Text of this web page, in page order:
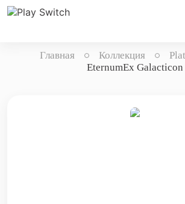
Главная Коллекция
EternumEx Galacticon